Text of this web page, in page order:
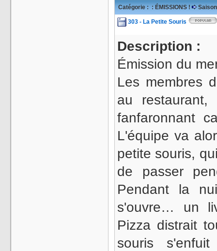
Catégorie : : ÉMISSIONS !
303 - La Petite Souris
Description :
Émission du
Les membres
au
fanfaronnant
L'équipe va
petite souris,
de passer
Pendant la
s'ouvre… un
Pizza distrait
souris